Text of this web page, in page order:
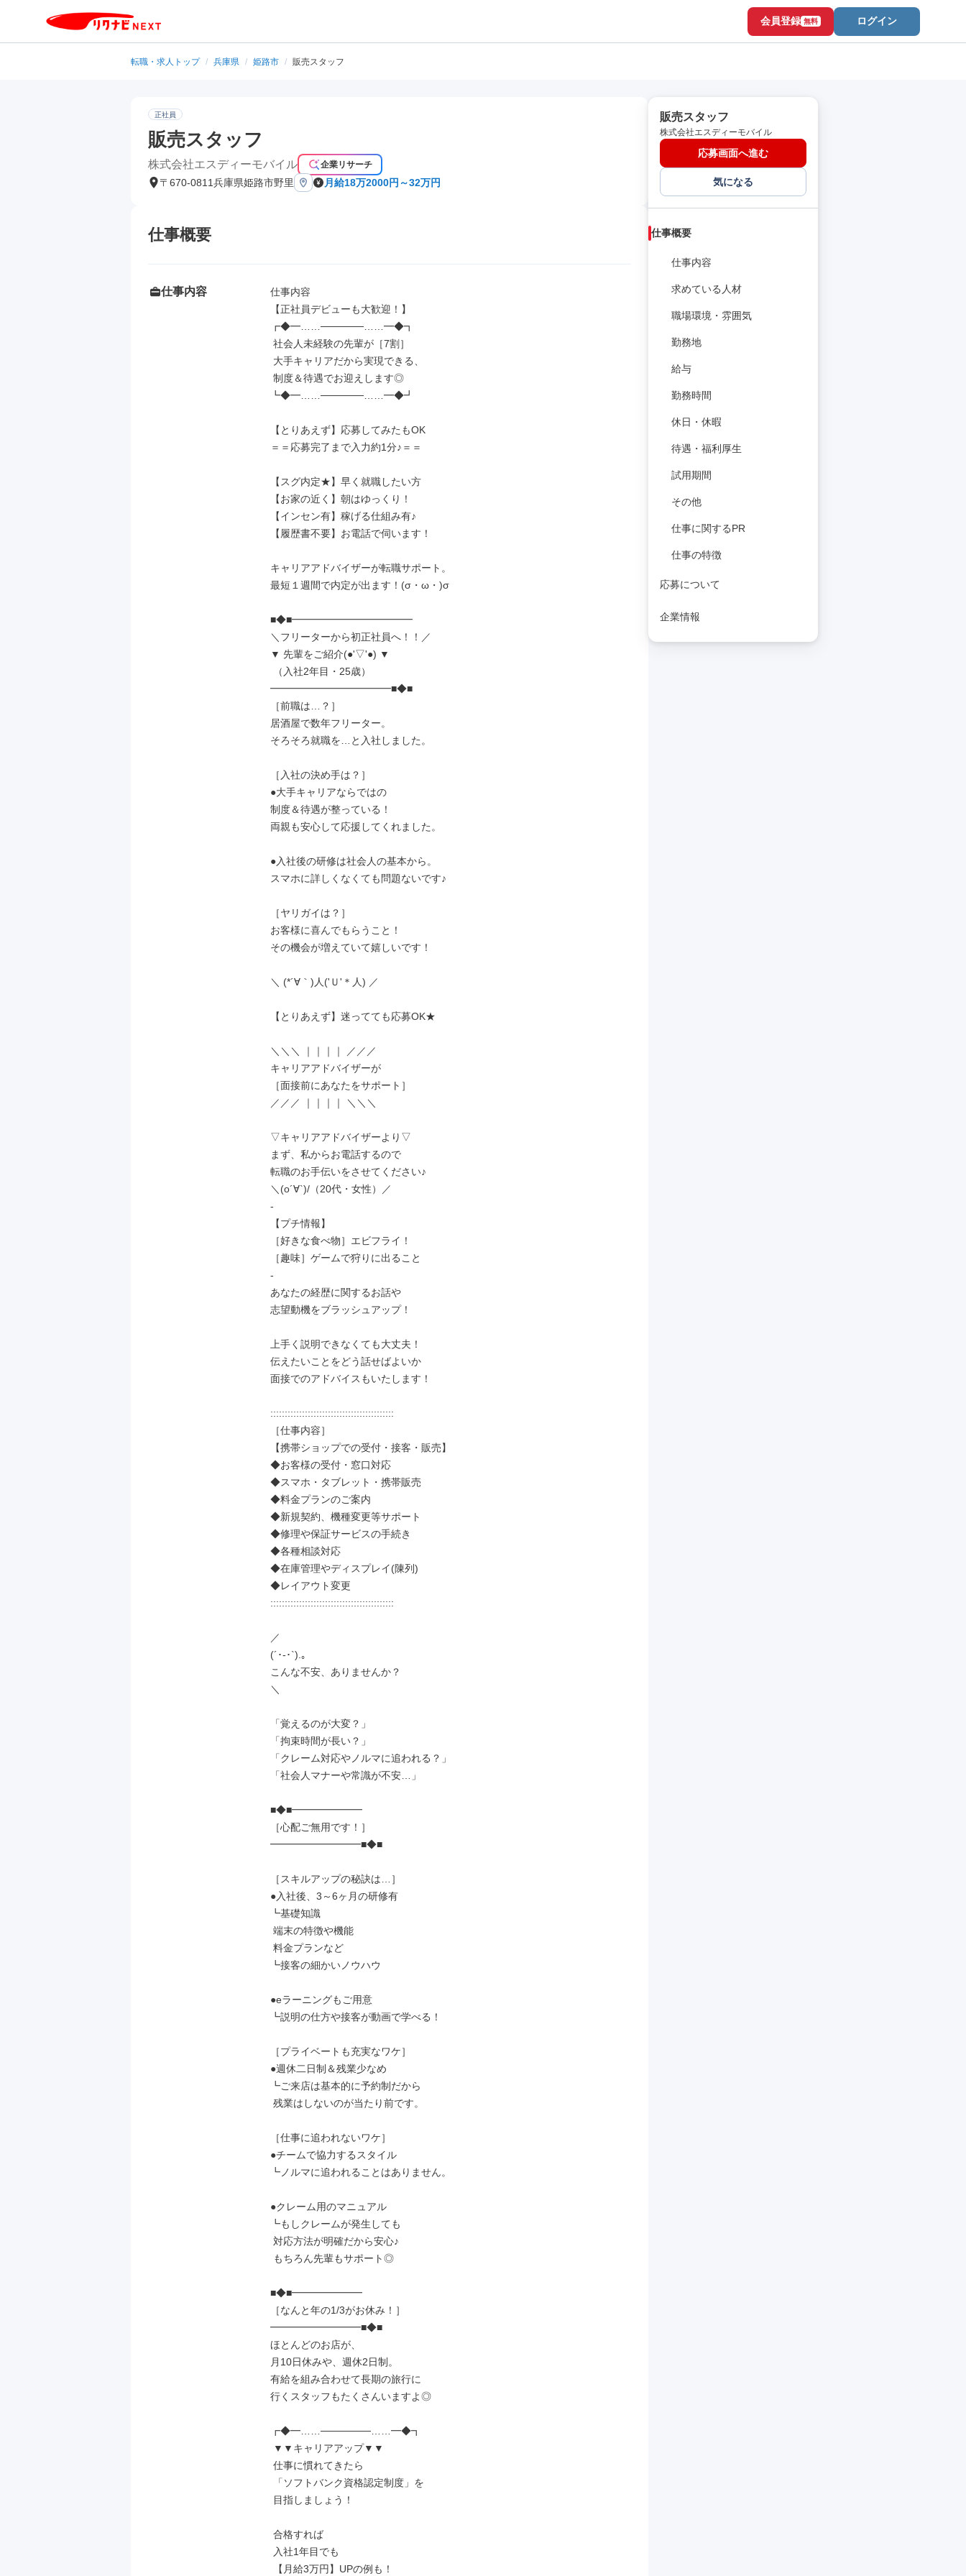
会員登録 無料 ログイン
転職・求人トップ / 兵庫県 / 姫路市 / 販売スタッフ
正社員
販売スタッフ
株式会社エスディーモバイル 企業リサーチ
〒670-0811兵庫県姫路市野里 月給18万2000円～32万円
仕事概要
仕事内容
仕事内容
【正社員デビューも大歓迎！】
┏◆━……──────……━◆┓
┗◆━……──────……━◆┛
【とりあえず】応募してみたもOK
＝＝応募完了まで入力約1分♪＝＝
【スグ内定★】早く就職したい方
【お家の近く】朝はゆっくり！
【インセン有】稼げる仕組み有♪
【履歴書不要】お電話で伺います！
キャリアアドバイザーが転職サポート。
最短１週間で内定が出ます！(σ・ω・)σ
■◆■━━━━━━━━━━━━
＼フリーターから初正社員へ！！／
▼ 先輩をご紹介(●'▽'●) ▼
━━━━━━━━━━━━■◆■
［前職は…？］
居酒屋で数年フリーター。
そろそろ就職を…と入社しました。
［入社の決め手は？］
●大手キャリアならではの
制度＆待遇が整っている！
両親も安心して応援してくれました。
●入社後の研修は社会人の基本から。
スマホに詳しくなくても問題ないです♪
［ヤリガイは？］
お客様に喜んでもらうこと！
その機会が増えていて嬉しいです！
＼ (*´∀｀)人('Ｕ'＊人) ／
【とりあえず】迷ってても応募OK★
＼＼＼ ｜｜｜｜ ／／／
キャリアアドバイザーが
［面接前にあなたをサポート］
／／／ ｜｜｜｜ ＼＼＼
▽キャリアアドバイザーより▽
まず、私からお電話するので
転職のお手伝いをさせてください♪
＼(o´∀`)/（20代・女性）／
-
【プチ情報】
［好きな食べ物］エビフライ！
［趣味］ゲームで狩りに出ること
-
あなたの経歴に関するお話や
志望動機をブラッシュアップ！
上手く説明できなくても大丈夫！
伝えたいことをどう話せばよいか
面接でのアドバイスもいたします！
:::::::::::::::::::::::::::::::::::::::::::
［仕事内容］
【携帯ショップでの受付・接客・販売】
◆お客様の受付・窓口対応
◆スマホ・タブレット・携帯販売
◆料金プランのご案内
◆新規契約、機種変更等サポート
◆修理や保証サービスの手続き
◆各種相談対応
◆在庫管理やディスプレイ(陳列)
◆レイアウト変更
:::::::::::::::::::::::::::::::::::::::::::
／
(´･-･`).｡
こんな不安、ありませんか？
＼
「覚えるのが大変？」
「拘束時間が長い？」
「クレーム対応やノルマに追われる？」
「社会人マナーや常識が不安…」
■◆■━━━━━━━
［心配ご無用です！］
━━━━━━━━━■◆■
［スキルアップの秘訣は…］
●入社後、3～6ヶ月の研修有
┗基礎知識
┗接客の細かいノウハウ
●eラーニングもご用意
┗説明の仕方や接客が動画で学べる！
［プライベートも充実なワケ］
●週休二日制＆残業少なめ
┗ご来店は基本的に予約制だから
［仕事に追われないワケ］
●チームで協力するスタイル
┗ノルマに追われることはありません。
●クレーム用のマニュアル
┗もしクレームが発生しても
■◆■━━━━━━━
［なんと年の1/3がお休み！］
━━━━━━━━━■◆■
ほとんどのお店が、
月10日休みや、週休2日制。
有給を組み合わせて長期の旅行に
行くスタッフもたくさんいますよ◎
┏◆━……───────……━◆┓
販売スタッフ
株式会社エスディーモバイル
応募画面へ進む
気になる
仕事概要
仕事内容
求めている人材
職場環境・雰囲気
勤務地
給与
勤務時間
休日・休暇
待遇・福利厚生
試用期間
その他
仕事に関するPR
仕事の特徴
応募について
企業情報